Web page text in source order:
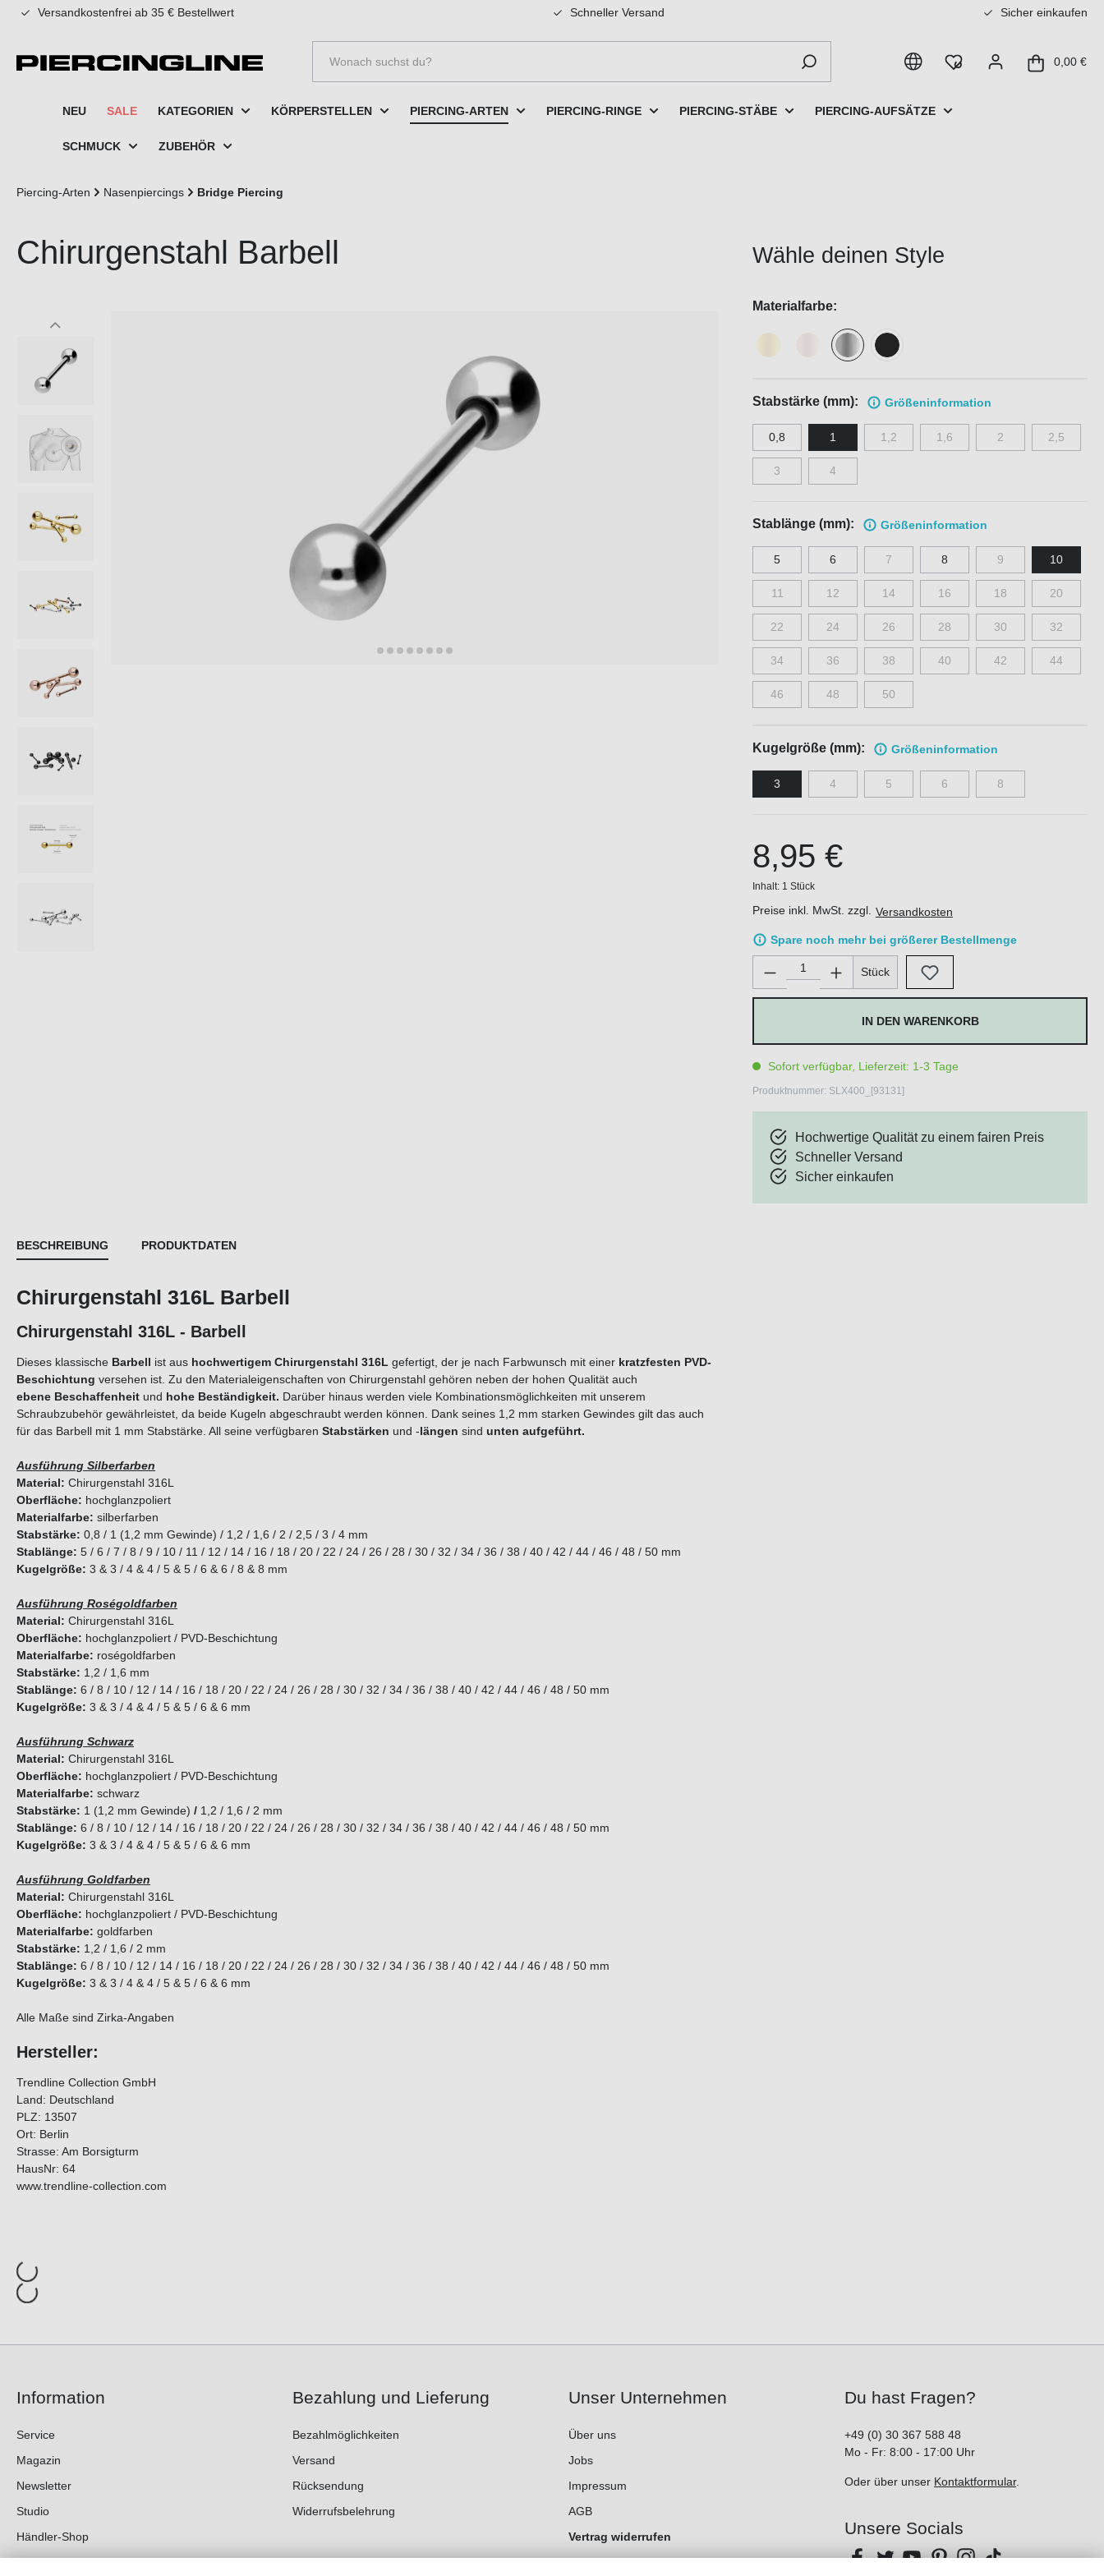
springen Zur Hauptnavigation springen
Versandkostenfrei ab 35 € Bestellwert Schneller Versand Sicher einkaufen
0,00 €
NEU SALE KATEGORIEN KÖRPERSTELLEN PIERCING-ARTEN PIERCING-RINGE PIERCING-STÄBE PIERCING-AUFSÄTZE
SCHMUCK ZUBEHÖR
Piercing-Arten Nasenpiercings Bridge Piercing
Chirurgenstahl Barbell Wähle deinen Style
Materialfarbe:
Stabstärke (mm): Größeninformation
0,8 1 1,2 1,6 2 2,5
3 4
Stablänge (mm): Größeninformation
5 6 7 8 9 10
11 12 14 16 18 20
22 24 26 28 30 32
34 36 38 40 42 44
46 48 50
Kugelgröße (mm): Größeninformation
3 4 5 6 8
8,95 €
Inhalt: 1 Stück
Preise inkl. MwSt. zzgl. Versandkosten
Spare noch mehr bei größerer Bestellmenge
Produkt Anzahl: Gib den gewünschten Wert ein oder
Stück
IN DEN WARENKORB
Sofort verfügbar, Lieferzeit: 1-3 Tage
Produktnummer: SLX400_[93131]
Hochwertige Qualität zu einem fairen Preis
Schneller Versand
Sicher einkaufen
BESCHREIBUNG PRODUKTDATEN
Chirurgenstahl 316L Barbell
Chirurgenstahl 316L - Barbell
Dieses klassische Barbell ist aus hochwertigem Chirurgenstahl 316L gefertigt, der je nach Farbwunsch mit einer kratzfesten PVD-
Beschichtung versehen ist. Zu den Materialeigenschaften von Chirurgenstahl gehören neben der hohen Qualität auch
ebene Beschaffenheit und hohe Beständigkeit. Darüber hinaus werden viele Kombinationsmöglichkeiten mit unserem
Schraubzubehör gewährleistet, da beide Kugeln abgeschraubt werden können. Dank seines 1,2 mm starken Gewindes gilt das auch
für das Barbell mit 1 mm Stabstärke. All seine verfügbaren Stabstärken und -längen sind unten aufgeführt.
Ausführung Silberfarben
Material: Chirurgenstahl 316L
Oberfläche: hochglanzpoliert
Materialfarbe: silberfarben
Stabstärke: 0,8 / 1 (1,2 mm Gewinde) / 1,2 / 1,6 / 2 / 2,5 / 3 / 4 mm
Stablänge: 5 / 6 / 7 / 8 / 9 / 10 / 11 / 12 / 14 / 16 / 18 / 20 / 22 / 24 / 26 / 28 / 30 / 32 / 34 / 36 / 38 / 40 / 42 / 44 / 46 / 48 / 50 mm
Kugelgröße: 3 & 3 / 4 & 4 / 5 & 5 / 6 & 6 / 8 & 8 mm
Ausführung Roségoldfarben
Material: Chirurgenstahl 316L
Oberfläche: hochglanzpoliert / PVD-Beschichtung
Materialfarbe: roségoldfarben
Stabstärke: 1,2 / 1,6 mm
Stablänge: 6 / 8 / 10 / 12 / 14 / 16 / 18 / 20 / 22 / 24 / 26 / 28 / 30 / 32 / 34 / 36 / 38 / 40 / 42 / 44 / 46 / 48 / 50 mm
Kugelgröße: 3 & 3 / 4 & 4 / 5 & 5 / 6 & 6 mm
Ausführung Schwarz
Material: Chirurgenstahl 316L
Oberfläche: hochglanzpoliert / PVD-Beschichtung
Materialfarbe: schwarz
Stabstärke: 1 (1,2 mm Gewinde) / 1,2 / 1,6 / 2 mm
Stablänge: 6 / 8 / 10 / 12 / 14 / 16 / 18 / 20 / 22 / 24 / 26 / 28 / 30 / 32 / 34 / 36 / 38 / 40 / 42 / 44 / 46 / 48 / 50 mm
Kugelgröße: 3 & 3 / 4 & 4 / 5 & 5 / 6 & 6 mm
Ausführung Goldfarben
Material: Chirurgenstahl 316L
Oberfläche: hochglanzpoliert / PVD-Beschichtung
Materialfarbe: goldfarben
Stabstärke: 1,2 / 1,6 / 2 mm
Stablänge: 6 / 8 / 10 / 12 / 14 / 16 / 18 / 20 / 22 / 24 / 26 / 28 / 30 / 32 / 34 / 36 / 38 / 40 / 42 / 44 / 46 / 48 / 50 mm
Kugelgröße: 3 & 3 / 4 & 4 / 5 & 5 / 6 & 6 mm
Alle Maße sind Zirka-Angaben
Hersteller:
Trendline Collection GmbH
Land: Deutschland
PLZ: 13507
Ort: Berlin
Strasse: Am Borsigturm
HausNr: 64
www.trendline-collection.com
Information
Service
Magazin
Newsletter
Studio
Händler-Shop
Bezahlung und Lieferung
Bezahlmöglichkeiten
Versand
Rücksendung
Widerrufsbelehrung
Unser Unternehmen
Über uns
Jobs
Impressum
AGB
Vertrag widerrufen
Datenschutz
Du hast Fragen?
+49 (0) 30 367 588 48
Mo - Fr: 8:00 - 17:00 Uhr
Oder über unser Kontaktformular.
Unsere Socials